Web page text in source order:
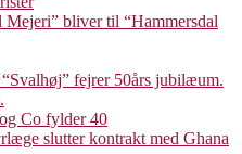
Mejeri” bliver til “Hammersdal
fejrer 50års jubilæum.
Co fylder 40
slutter kontrakt med Ghana